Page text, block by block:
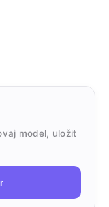
model, uložit